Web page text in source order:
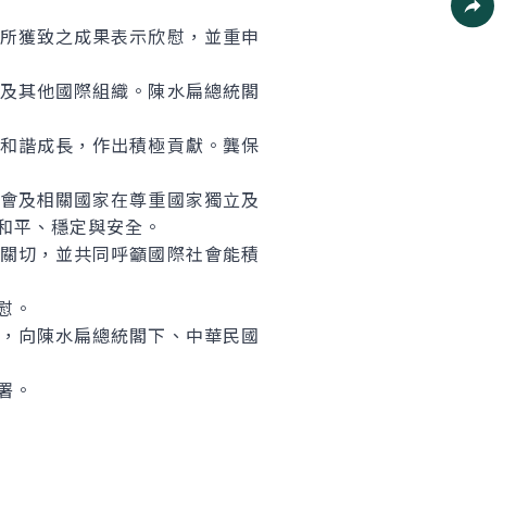
獲致之成果表示欣慰，並重申
其他國際組織。陳水扁總統閣
諧成長，作出積極貢獻。龔保
及相關國家在尊重國家獨立及
平、穩定與安全。
切，並共同呼籲國際社會能積
。
向陳水扁總統閣下、中華民國
。